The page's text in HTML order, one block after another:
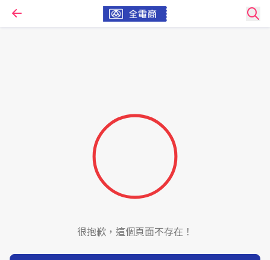
很抱歉，這個頁面不存在！